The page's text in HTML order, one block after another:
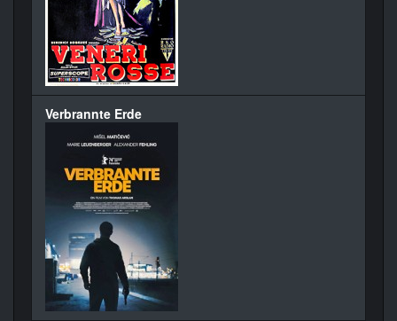
Verbrannte Erde